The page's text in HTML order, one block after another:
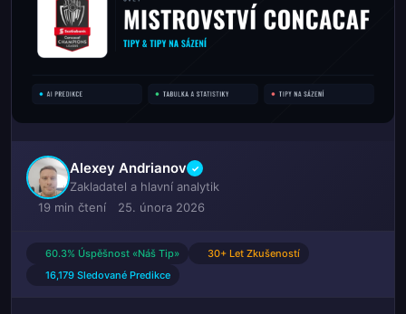
Alexey Andrianov ✓
Zakladatel a hlavní analytik
19 min čtení
25. února 2026
60.3% Úspěšnost «Náš Tip»
30+ Let Zkušeností
16,179 Sledované Predikce